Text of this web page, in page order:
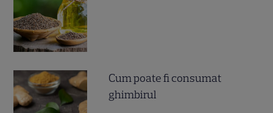
Cum poate fi consumat
ghimbirul